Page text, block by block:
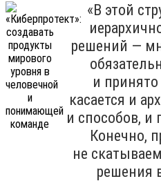
«В этой
решений —
и
касается и
и способов, и
Конечно,
не
решения